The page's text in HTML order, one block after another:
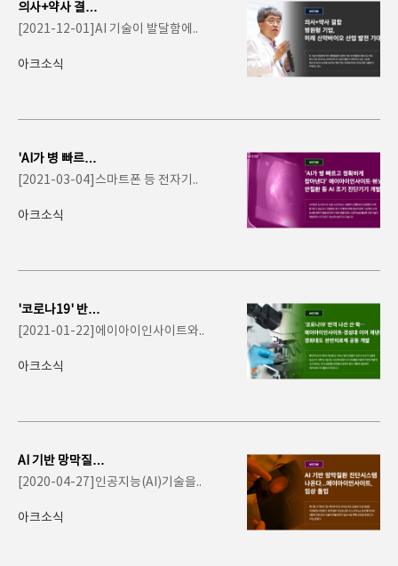
의사+약사 결합
병원형 기업, 미
래 신약바이오 산
업 ..
[2021-12-01]AI 기술이 발달함에..
아크소식
'AI가 병 빠르고
정확하게 잡아낸
다' 에이..
[2021-03-04]스마트폰 등 전자기..
아크소식
'코로나19' 반격
나선 산·학…에이
아이인..
[2021-01-22]에이아이인사이트와..
아크소식
AI 기반 망막질환
진단시스템 나온
다...에이아이인
사..
[2020-04-27]인공지능(AI)기술을..
아크소식